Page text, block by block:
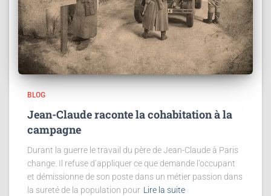
BLOG
Jean-Claude raconte la cohabitation à la
campagne
Durant la guerre le travail du père de Jean-Claude à Paris
change. Il refuse d’appliquer ce que demande l’occupant
et démissionne de son poste dans un métier passion dans
la sureté de la population pour Lire la suite